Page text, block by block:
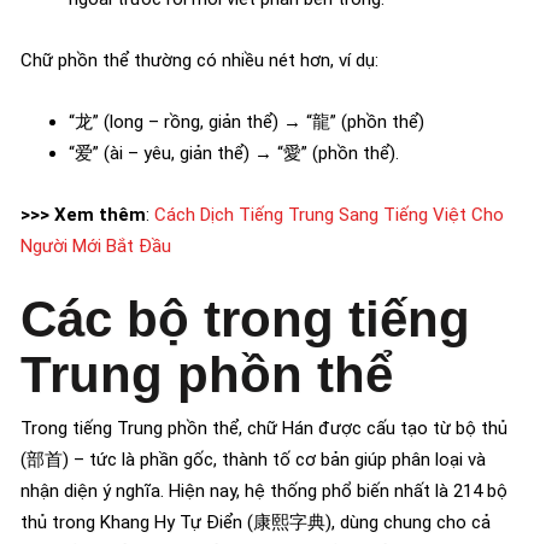
Chữ phồn thể thường có nhiều nét hơn, ví dụ:
“龙” (long – rồng, giản thể) → “龍” (phồn thể)
“爱” (ài – yêu, giản thể) → “愛” (phồn thể).
>>> Xem thêm: Cách Dịch Tiếng Trung Sang Tiếng Việt Cho
Người Mới Bắt Đầu
Các bộ trong tiếng
Trung phồn thể
Trong tiếng Trung phồn thể, chữ Hán được cấu tạo từ bộ thủ
(部首) – tức là phần gốc, thành tố cơ bản giúp phân loại và
nhận diện ý nghĩa. Hiện nay, hệ thống phổ biến nhất là 214 bộ
thủ trong Khang Hy Tự Điển (康熙字典), dùng chung cho cả